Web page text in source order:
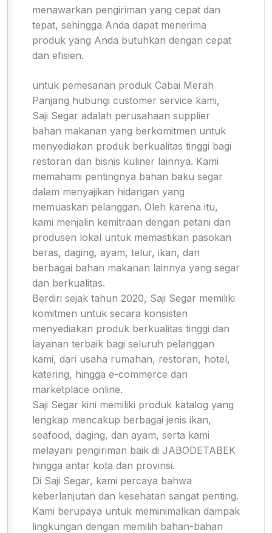
menawarkan pengiriman yang cepat dan
tepat, sehingga Anda dapat menerima
produk yang Anda butuhkan dengan cepat
dan efisien.
untuk pemesanan produk Cabai Merah
Panjang hubungi customer service kami,
Saji Segar adalah perusahaan supplier
bahan makanan yang berkomitmen untuk
menyediakan produk berkualitas tinggi bagi
restoran dan bisnis kuliner lainnya. Kami
memahami pentingnya bahan baku segar
dalam menyajikan hidangan yang
memuaskan pelanggan. Oleh karena itu,
kami menjalin kemitraan dengan petani dan
produsen lokal untuk memastikan pasokan
beras, daging, ayam, telur, ikan, dan
berbagai bahan makanan lainnya yang segar
dan berkualitas.
Berdiri sejak tahun 2020, Saji Segar memiliki
komitmen untuk secara konsisten
menyediakan produk berkualitas tinggi dan
layanan terbaik bagi seluruh pelanggan
kami, dari usaha rumahan, restoran, hotel,
katering, hingga e-commerce dan
marketplace online.
Saji Segar kini memiliki produk katalog yang
lengkap mencakup berbagai jenis ikan,
seafood, daging, dan ayam, serta kami
melayani pengiriman baik di JABODETABEK
hingga antar kota dan provinsi.
Di Saji Segar, kami percaya bahwa
keberlanjutan dan kesehatan sangat penting.
Kami berupaya untuk meminimalkan dampak
lingkungan dengan memilih bahan-bahan